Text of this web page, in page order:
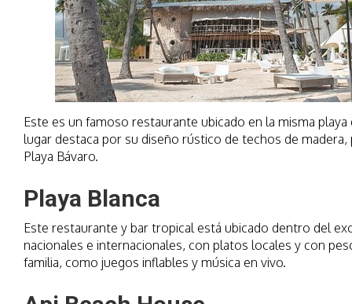
Este es un famoso restaurante ubicado en la misma
lugar destaca por su diseño rústico de techos de
Playa Bávaro.
Playa Blanca
Este restaurante y bar tropical está ubicado dentro del
nacionales e internacionales, con platos locales y con
familia, como juegos inflables y música en vivo.